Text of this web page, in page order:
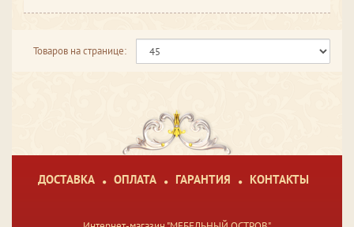
Товаров на странице:
ДОСТАВКА ОПЛАТА ГАРАНТИЯ КОНТАКТЫ